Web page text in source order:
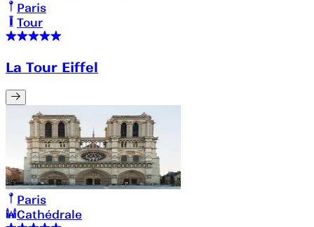
Paris
Tour
La Tour Eiffel
Paris
Cathédrale